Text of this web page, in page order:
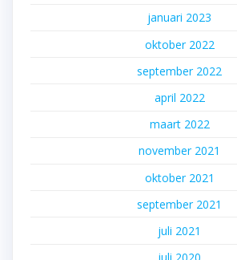
januari 2023
oktober 2022
september 2022
april 2022
maart 2022
november 2021
oktober 2021
september 2021
juli 2021